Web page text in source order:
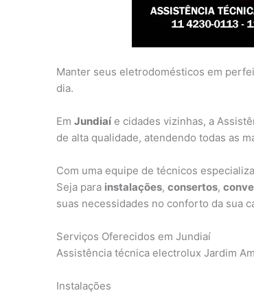
Manter seus eletrodomésticos em
dia.
Em Jundiaí e cidades vizinhas, a
de alta qualidade, atendendo todas as
Com uma equipe de técnicos
Seja para instalações, consertos,
suas necessidades no conforto da sua
Serviços Oferecidos em Jundiaí
Assistência técnica electrolux Jardim
Instalações